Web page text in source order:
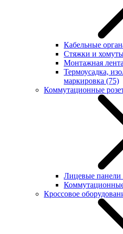
Кабельные
Стяжки и
Монтажная лента
Термоусадка,
маркировка (75)
Коммутационные
Лицевые панели
Кроссовое